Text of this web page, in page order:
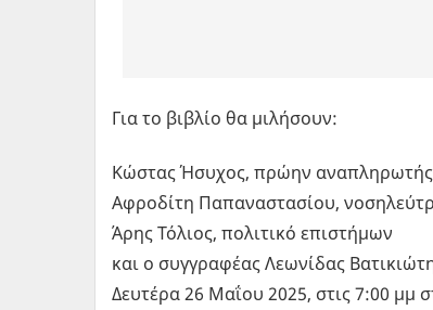
Για το βιβλίο θα μιλήσουν:
Κώστας Ήσυχος, πρώην
Αφροδίτη Παπαναστασίου,
Άρης Τόλιος, πολιτικό επιστήμων
και ο συγγραφέας Λεωνίδας
Δευτέρα 26 Μαΐου 2025, στις 7:00